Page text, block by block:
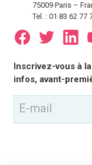
75009 Paris –
Tel. : 01 83 62 77
E-
mail
(Nécessaire)
Inscrivez-vous à
infos, avant-